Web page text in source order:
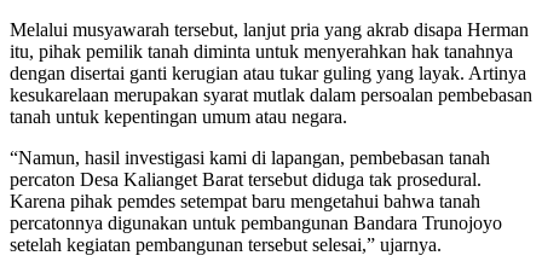
Melalui musyawarah tersebut, lanjut pria yang akrab disapa Herman
itu, pihak pemilik tanah diminta untuk menyerahkan hak tanahnya
dengan disertai ganti kerugian atau tukar guling yang layak. Artinya
kesukarelaan merupakan syarat mutlak dalam persoalan pembebasan
tanah untuk kepentingan umum atau negara.
“Namun, hasil investigasi kami di lapangan, pembebasan tanah
percaton Desa Kalianget Barat tersebut diduga tak prosedural.
Karena pihak pemdes setempat baru mengetahui bahwa tanah
percatonnya digunakan untuk pembangunan Bandara Trunojoyo
setelah kegiatan pembangunan tersebut selesai,” ujarnya.